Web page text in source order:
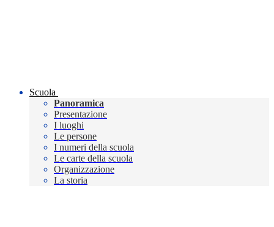
Scuola
Panoramica
Presentazione
I luoghi
Le persone
I numeri della scuola
Le carte della scuola
Organizzazione
La storia